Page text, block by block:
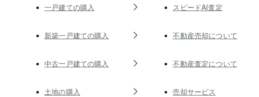
一戸建ての購入
新築一戸建ての購入
中古一戸建ての購入
土地の購入
スピードAI査定
不動産売却について
不動産査定について
売却サービス